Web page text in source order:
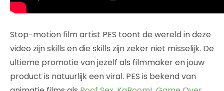
Stop-motion film artist PES toont de wereld in deze
video zijn skills en die skills zijn zeker niet misselijk. De
ultieme promotie van jezelf als filmmaker en jouw
product is natuurlijk een viral. PES is bekend van